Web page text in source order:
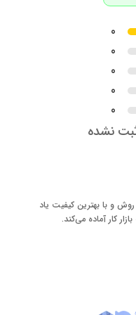
0
0
0
0
0
ثبت نشده
و با بهترین کیفیت یاد
کار آماده می‌کند.